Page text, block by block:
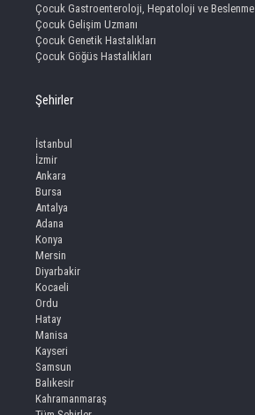
Çocuk Gastroenteroloji, Hepatoloji ve Beslenme
Çocuk Gelişim Uzmanı
Çocuk Genetik Hastalıkları
Çocuk Göğüs Hastalıkları
Şehirler
İstanbul
İzmir
Ankara
Bursa
Antalya
Adana
Konya
Mersin
Diyarbakir
Kocaeli
Ordu
Hatay
Manisa
Kayseri
Samsun
Balıkesir
Kahramanmaraş